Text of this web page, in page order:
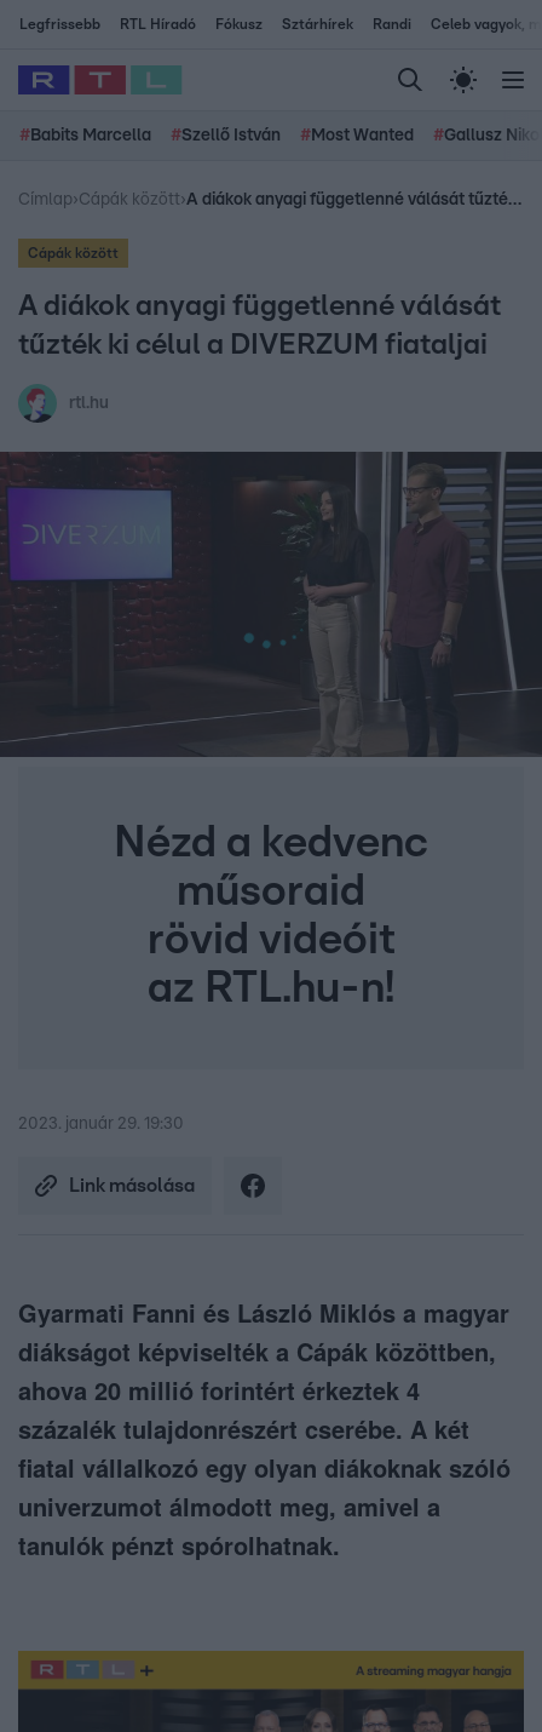
Legfrissebb RTL Híradó Fókusz Sztárhírek Randi Celeb vagyok,
# Babits Marcella #Szellő István # Most Wanted #Gallusz
Címlap›Cápák között› A diákok anyagi függetlenné válását tűzték ki célul a DIVERZUM fiataljai
Cápák között
A diákok anyagi függetlenné válását
tűzték ki célul a DIVERZUM fiataljai
rtl.hu
Nézd a kedvenc
műsoraid
rövid videóit
az RTL.hu-n!
2023. január 29. 19:30
Link másolása
Gyarmati Fanni és László Miklós a magyar
diákságot képviselték a Cápák közöttben,
ahova 20 millió forintért érkeztek 4
százalék tulajdonrészért cserébe. A két
fiatal vállalkozó egy olyan diákoknak szóló
univerzumot álmodott meg, amivel a
tanulók pénzt spórolhatnak.